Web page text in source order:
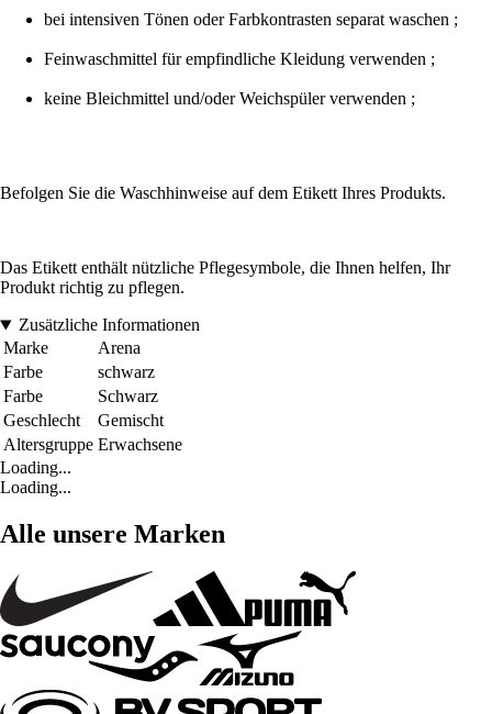
bei intensiven Tönen oder Farbkontrasten separat waschen ;
Feinwaschmittel für empfindliche Kleidung verwenden ;
keine Bleichmittel und/oder Weichspüler verwenden ;
Befolgen Sie die Waschhinweise auf dem Etikett Ihres Produkts.
Das Etikett enthält nützliche Pflegesymbole, die Ihnen helfen, Ihr
Produkt richtig zu pflegen.
Zusätzliche Informationen
Marke
Arena
Farbe
schwarz
Farbe
Schwarz
Geschlecht
Gemischt
Altersgruppe Erwachsene
Loading...
Loading...
Alle unsere Marken